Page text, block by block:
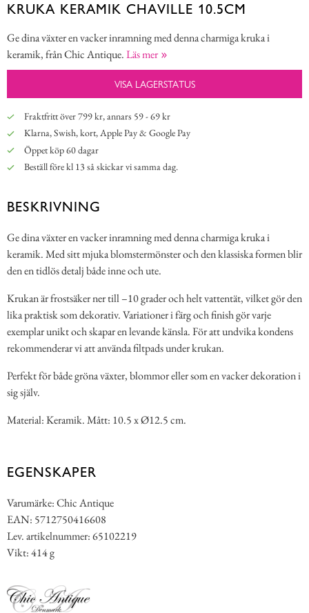
KRUKA KERAMIK CHAVILLE 10.5CM
Ge dina växter en vacker inramning med denna charmiga kruka i
keramik, från Chic Antique.Läs mer
VISA LAGERSTATUS
Fraktfritt över 799 kr, annars 59 - 69 kr
Klarna, Swish, kort, Apple Pay & Google Pay
Öppet köp 60 dagar
Beställ före kl 13 så skickar vi samma dag.
BESKRIVNING
Ge dina växter en vacker inramning med denna charmiga kruka i
keramik. Med sitt mjuka blomstermönster och den klassiska formen blir
den en tidlös detalj både inne och ute.
Krukan är frostsäker ner till –10 grader och helt vattentät, vilket gör den
lika praktisk som dekorativ. Variationer i färg och finish gör varje
exemplar unikt och skapar en levande känsla. För att undvika kondens
rekommenderar vi att använda filtpads under krukan.
Perfekt för både gröna växter, blommor eller som en vacker dekoration i
sig själv.
Material: Keramik. Mått: 10.5 x Ø12.5 cm.
EGENSKAPER
Varumärke: Chic Antique
EAN: 5712750416608
Lev. artikelnummer: 65102219
Vikt: 414 g